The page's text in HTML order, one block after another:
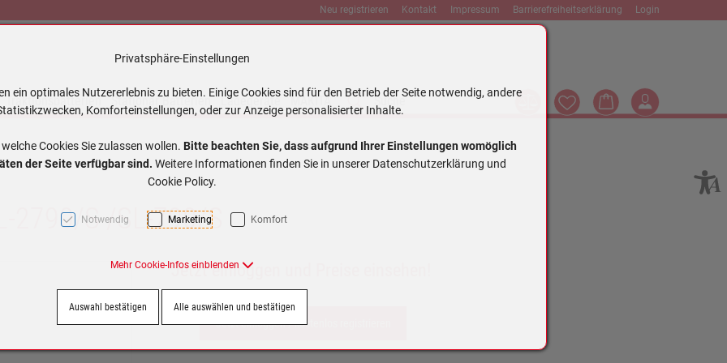
Neu registrieren Kontakt Impressum Barrierefreiheitserklärung Login
Traktionsbatterien Stationär Batterien Ladegeräte MAKITA Suche VergleichWunschlisteWarenkorbLogin
2790/S /SL-790/S
Jetzt einloggen und Preise einsehen!
Jetzt einloggen / kostenlos registrieren
Privatsphäre-Einstellungen
ein optimales Nutzererlebnis zu bieten. Einige Cookies sind für den Betrieb der Seite notwendig, andere
Komforteinstellungen, oder zur Anzeige personalisierter Inhalte.
Cookies Sie zulassen wollen. Bitte beachten Sie, dass aufgrund Ihrer Einstellungen womöglich
der Seite verfügbar sind. Weitere Informationen finden Sie in unserer Datenschutzerklärung und
Cookie Policy.
Notwendig Marketing Komfort
Mehr Cookie-Infos einblenden
Auswahl bestätigen Alle auswählen und bestätigen